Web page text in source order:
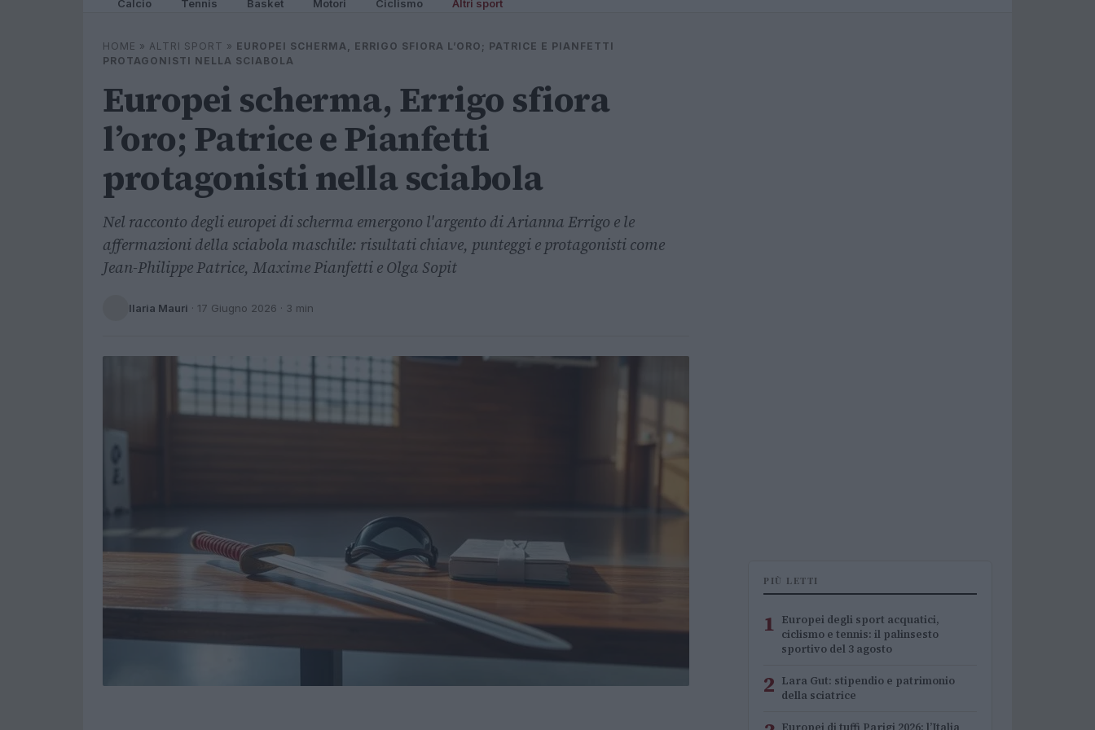
Calcio Tennis Basket Motori Ciclismo Altri sport
HOME » ALTRI SPORT » EUROPEI SCHERMA, ERRIGO SFIORA L’ORO; PATRICE E PIANFETTI
PROTAGONISTI NELLA SCIABOLA
Europei scherma, Errigo sfiora
l’oro; Patrice e Pianfetti
protagonisti nella sciabola
Nel racconto degli europei di scherma emergono l'argento di Arianna Errigo e le
affermazioni della sciabola maschile: risultati chiave, punteggi e protagonisti come
Jean-Philippe Patrice, Maxime Pianfetti e Olga Sopit
Ilaria Mauri · 17 Giugno 2026 · 3 min
PIÙ LETTI
1 Europei degli sport acquatici,
ciclismo e tennis: il palinsesto
sportivo del 3 agosto
2 Lara Gut: stipendio e patrimonio
della sciatrice
Europei di tuffi Parigi 2026: l’Italia